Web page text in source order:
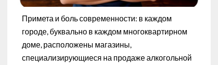
Примета и боль современности: в каждом
городе, буквально в каждом многоквартирном
доме, расположены магазины,
специализирующиеся на продаже алкогольной